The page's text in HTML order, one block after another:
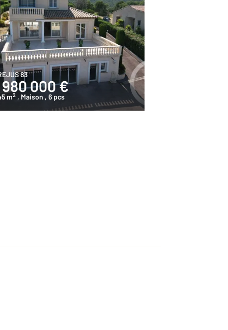
83
980 000 €
m2 , Maison , 6 pcs